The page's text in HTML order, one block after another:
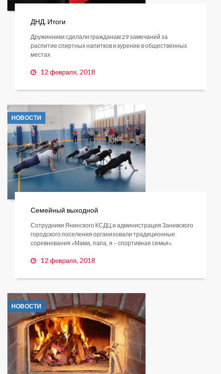
ДНД. Итоги
Дружинники сделали гражданам 29 замечаний за
распитие спиртных напитков и курение в общественных
местах
12 февраля, 2018
НОВОСТИ
Семейный выходной
Сотрудники Янинского КСДЦ и администрация Заневского
городского поселения организовали традиционные
соревнования «Мама, папа, я – спортивная семья».
12 февраля, 2018
НОВОСТИ